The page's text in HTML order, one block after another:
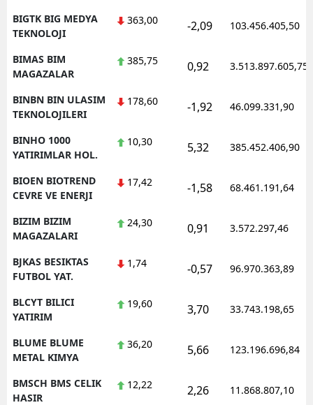
BIGTK BIG MEDYA
TEKNOLOJI
363,00 -2,09 103.456.405,50
BIMAS BIM
MAGAZALAR
385,75 0,92 3.513.897.605,75
BINBN BIN ULASIM
TEKNOLOJILERI
178,60 -1,92 46.099.331,90
BINHO 1000
YATIRIMLAR HOL.
10,30 5,32 385.452.406,90
BIOEN BIOTREND
CEVRE VE ENERJI
17,42 -1,58 68.461.191,64
BIZIM BIZIM
MAGAZALARI
24,30 0,91 3.572.297,46
BJKAS BESIKTAS
FUTBOL YAT.
1,74 -0,57 96.970.363,89
BLCYT BILICI
YATIRIM
19,60 3,70 33.743.198,65
BLUME BLUME
METAL KIMYA
36,20 5,66 123.196.696,84
BMSCH BMS CELIK
HASIR
12,22 2,26 11.868.807,10